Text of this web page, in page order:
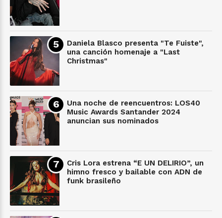
Daniela Blasco presenta "Te Fuiste",
una canción homenaje a "Last
Christmas"
Una noche de reencuentros: LOS40
Music Awards Santander 2024
anuncian sus nominados
Cris Lora estrena “E UN DELIRIO”, un
himno fresco y bailable con ADN de
funk brasileño